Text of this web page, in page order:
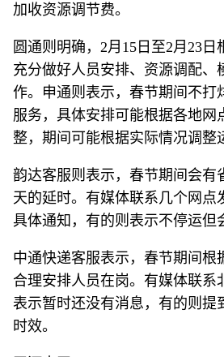
加收资源调节费。
圆通则明确，2月15日至2月23日
充分做好人员安排、资源调配、
作。申通则表示，春节期间不打
服务，具体安排可能根据各地网
整，期间可能根据实际情况调整
韵达客服则表示，春节期间会有
天的延时。有媒体联系几个网点
具体通知，有的则表示不停运但
中通快递客服表示，春节期间根
合理安排人员在岗。有媒体联系
表示暂时还没有消息，有的则提
时效。